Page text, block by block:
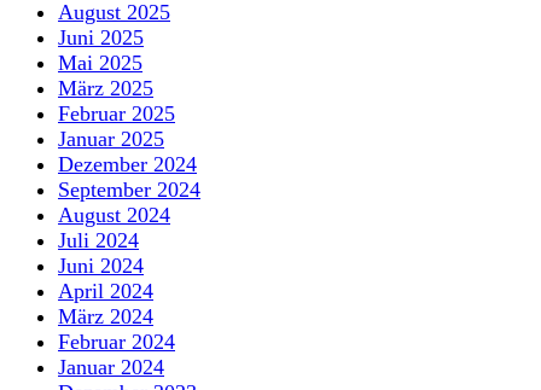
August 2025
Juni 2025
Mai 2025
März 2025
Februar 2025
Januar 2025
Dezember 2024
September 2024
August 2024
Juli 2024
Juni 2024
April 2024
März 2024
Februar 2024
Januar 2024